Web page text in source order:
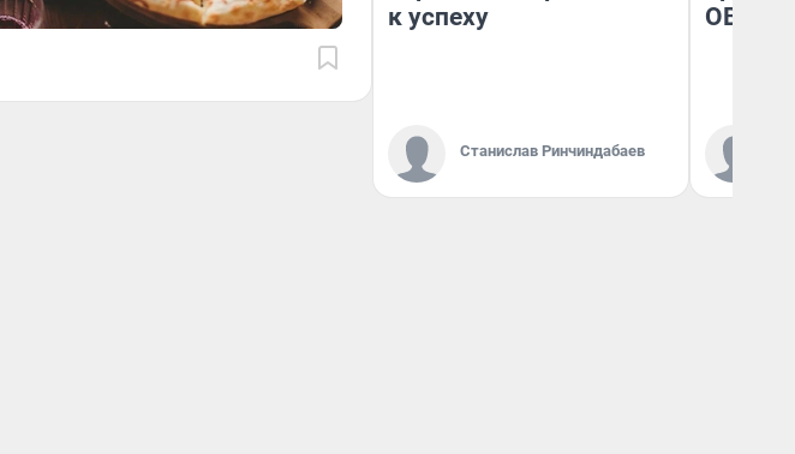
к успеху
Станислав Ринчиндабаев
ОВЗ